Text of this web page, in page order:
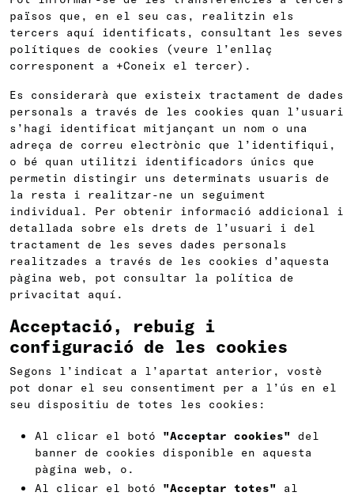
països que, en el seu cas, realitzin els
tercers aquí identificats, consultant les seves
polítiques de cookies (veure l’enllaç
corresponent a +Coneix el tercer).
Es considerarà que existeix tractament de dades
personals a través de les cookies quan l’usuari
s’hagi identificat mitjançant un nom o una
adreça de correu electrònic que l’identifiqui,
o bé quan utilitzi identificadors únics que
permetin distingir uns determinats usuaris de
la resta i realitzar-ne un seguiment
individual. Per obtenir informació addicional i
detallada sobre els drets de l’usuari i del
tractament de les seves dades personals
realitzades a través de les cookies d’aquesta
pàgina web, pot consultar la política de
privacitat aquí.
Acceptació, rebuig i
configuració de les cookies
Segons l’indicat a l’apartat anterior, vostè
pot donar el seu consentiment per a l’ús en el
seu dispositiu de totes les cookies:
Al clicar el botó "Acceptar cookies" del
banner de cookies disponible en aquesta
pàgina web, o.
Al clicar el botó "Acceptar totes" al